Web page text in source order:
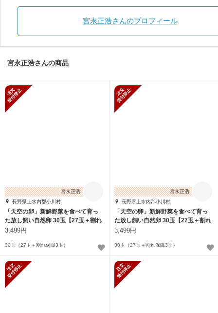
宮永正浩さんのプロフィール
宮永正浩さんの商品
宮永正浩
長野県上水内郡小川村
「天空の卵」新鮮野菜を食べて育っ
た放し飼い自然卵 30玉【27玉＋割れ
保障3玉】
3,499円
30玉（27玉＋割れ保障3玉）
宮永正浩
長野県上水内郡小川村
「天空の卵」新鮮野菜を食べて育っ
た放し飼い自然卵 30玉【27玉＋割れ
保障3玉】
3,499円
30玉（27玉＋割れ保障3玉）